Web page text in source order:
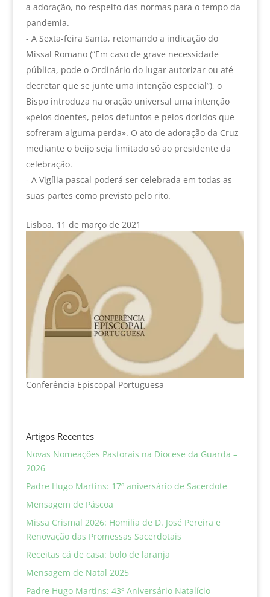
a adoração, no respeito das normas para o tempo da
pandemia.
- A Sexta-feira Santa, retomando a indicação do
Missal Romano (“Em caso de grave necessidade
pública, pode o Ordinário do lugar autorizar ou até
decretar que se junte uma intenção especial”), o
Bispo introduza na oração universal uma intenção
«pelos doentes, pelos defuntos e pelos doridos que
sofreram alguma perda». O ato de adoração da Cruz
mediante o beijo seja limitado só ao presidente da
celebração.
- A Vigília pascal poderá ser celebrada em todas as
suas partes como previsto pelo rito.
Lisboa, 11 de março de 2021
Conferência Episcopal Portuguesa
Artigos Recentes
Novas Nomeações Pastorais na Diocese da Guarda –
2026
Padre Hugo Martins: 17º aniversário de Sacerdote
Mensagem de Páscoa
Missa Crismal 2026: Homilia de D. José Pereira e
Renovação das Promessas Sacerdotais
Receitas cá de casa: bolo de laranja
Mensagem de Natal 2025
Padre Hugo Martins: 43º Aniversário Natalício